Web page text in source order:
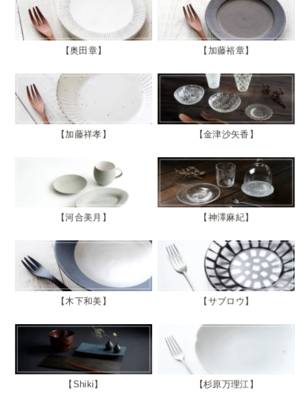
奥田章 加藤裕章
加藤祥孝 金津沙矢香
河合美月 神澤麻紀
木下和美 サブロウ
Shiki 杉原万理江